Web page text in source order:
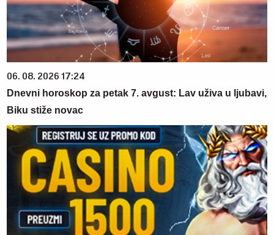
06. 08. 2026 17:24
Dnevni horoskop za petak 7. avgust: Lav uživa u ljubavi,
Biku stiže novac